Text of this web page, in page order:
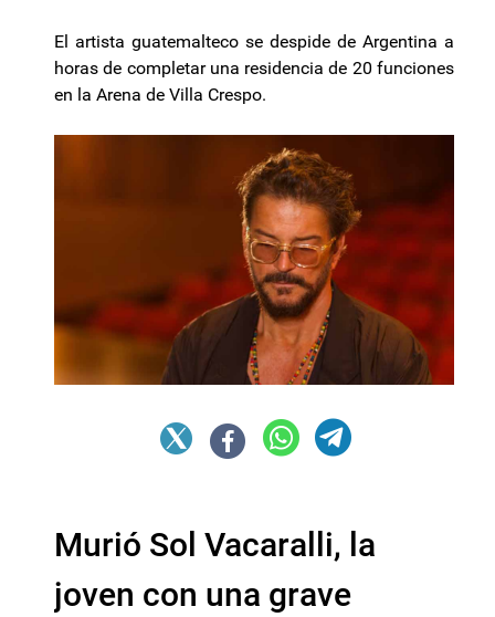
El artista guatemalteco se despide de Argentina a
horas de completar una residencia de 20 funciones
en la Arena de Villa Crespo.
Murió Sol Vacaralli, la
joven con una grave